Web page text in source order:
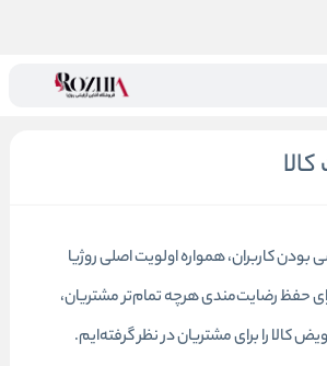
کاربران، همواره اولویت اصلی روژیا
حفظ رضایت‌مندی هرچه ‌تمام‌تر مشتریان،
کالا را برای مشتریان در نظر گرفته‌ایم.